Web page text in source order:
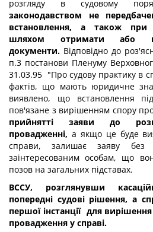
розгляду в судовому
законодавством не
встановлення, а також при
шляхом отримати або
документи. Відповідно до
п.3 постанови Пленуму
31.03.95 "Про судову практику в
фактів, що мають юридичне
виявлено, що встановлення
пов'язане з вирішенням спору
прийнятті заяви до
провадженні, а якщо це буде
справи, залишає заяву без
заінтересованим особам, що
позов на загальних підставах.
ВССУ, розглянувши
попередні судові рішення, а
першої інстанції для
провадження у справі.